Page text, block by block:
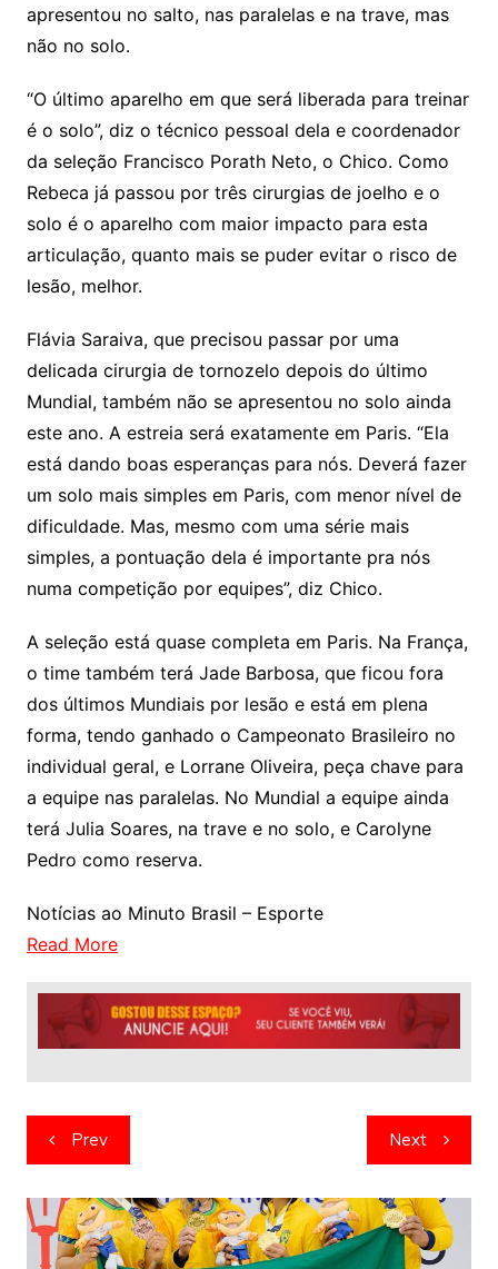
apresentou no salto, nas paralelas e na trave, mas
não no solo.
“O último aparelho em que será liberada para treinar
é o solo”, diz o técnico pessoal dela e coordenador
da seleção Francisco Porath Neto, o Chico. Como
Rebeca já passou por três cirurgias de joelho e o
solo é o aparelho com maior impacto para esta
articulação, quanto mais se puder evitar o risco de
lesão, melhor.
Flávia Saraiva, que precisou passar por uma
delicada cirurgia de tornozelo depois do último
Mundial, também não se apresentou no solo ainda
este ano. A estreia será exatamente em Paris. “Ela
está dando boas esperanças para nós. Deverá fazer
um solo mais simples em Paris, com menor nível de
dificuldade. Mas, mesmo com uma série mais
simples, a pontuação dela é importante pra nós
numa competição por equipes”, diz Chico.
A seleção está quase completa em Paris. Na França,
o time também terá Jade Barbosa, que ficou fora
dos últimos Mundiais por lesão e está em plena
forma, tendo ganhado o Campeonato Brasileiro no
individual geral, e Lorrane Oliveira, peça chave para
a equipe nas paralelas. No Mundial a equipe ainda
terá Julia Soares, na trave e no solo, e Carolyne
Pedro como reserva.
Notícias ao Minuto Brasil – Esporte
Read More
Navegação
de
artigos
Prev Next